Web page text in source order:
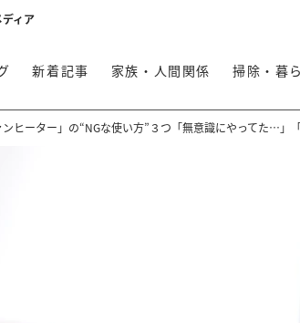
ィア
新着記事 家族・人間関係 掃除・暮
ヒーター」の“NGな使い方”３つ「無意識にやってた…」